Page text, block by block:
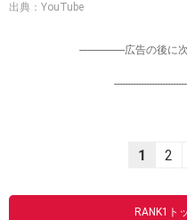
出典：YouTube
-----------------広告の後に
1 2
RANK1ト